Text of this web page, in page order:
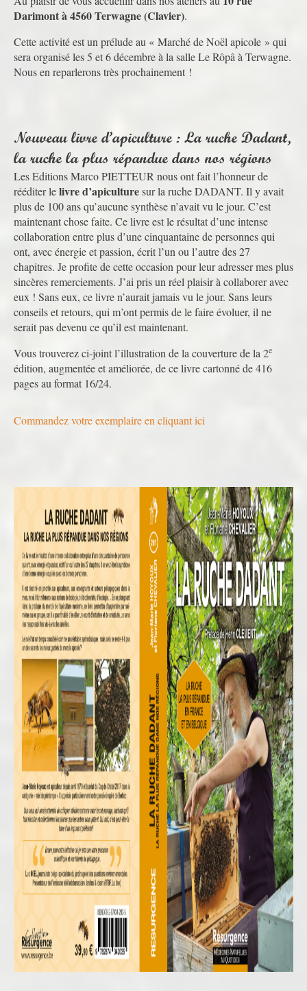
Darimont à 4560 Terwagne (Clavier).
Cette activité est un prélude au « Marché de Noël apicole » qui
sera organisé les 5 et 6 décembre à la salle Le Rôpâ à Terwagne.
Nous en reparlerons très prochainement !
Nouveau livre d’apiculture : La ruche Dadant,
la ruche la plus répandue dans nos régions
Les Editions Marco PIETTEUR nous ont fait l’honneur de
rééditer lelivre d’apiculturesur la ruche DADANT. Il y avait
plus de 100 ans qu’aucune synthèse n’avait vu le jour. C’est
maintenant chose faite. Ce livre est le résultat d’une intense
collaboration entre plus d’une cinquantaine de personnes qui
ont, avec énergie et passion, écrit l’un ou l’autre des 27
chapitres. Je profite de cette occasion pour leur adresser mes plus
sincères remerciements. J’ai pris un réel plaisir à collaborer avec
eux ! Sans eux, ce livre n’aurait jamais vu le jour. Sans leurs
conseils et retours, qui m’ont permis de le faire évoluer, il ne
serait pas devenu ce qu’il est maintenant.
Vous trouverez ci-joint l’illustration de la couverture de la 2e
édition, augmentée et améliorée, de ce livre cartonné de 416
pages au format 16/24.
Commandez votre exemplaire en cliquant ici